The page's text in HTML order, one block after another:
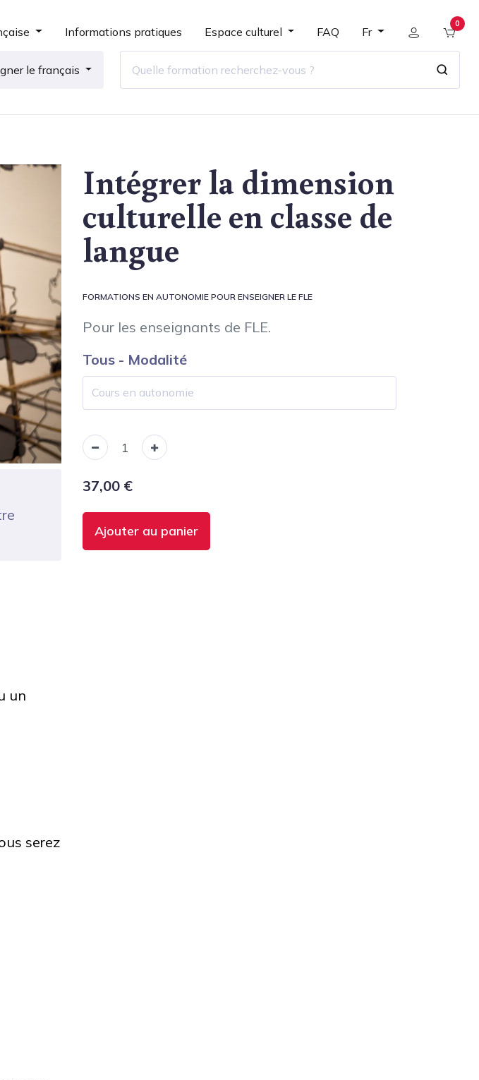
Informations pratiques Espace culturel FAQ Fr
0
le français
un
serez
Intégrer la dimension
culturelle en classe de
langue
FORMATIONS EN AUTONOMIE POUR ENSEIGNER LE FLE
Pour les enseignants de FLE.
Tous - Modalité
37,00 €
Ajouter au panier